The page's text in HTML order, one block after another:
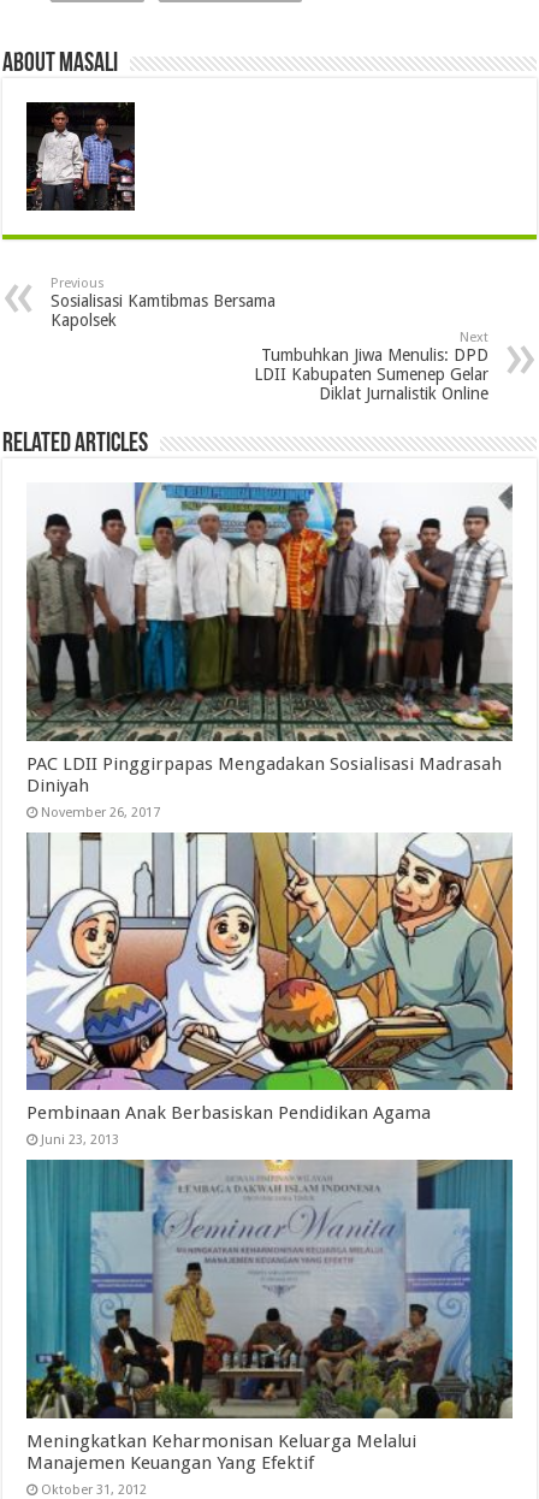
About masali
Previous
Sosialisasi Kamtibmas Bersama
Kapolsek
Next
Tumbuhkan Jiwa Menulis: DPD
LDII Kabupaten Sumenep Gelar
Diklat Jurnalistik Online
Related Articles
PAC LDII Pinggirpapas Mengadakan Sosialisasi Madrasah
Diniyah
November 26, 2017
Pembinaan Anak Berbasiskan Pendidikan Agama
Juni 23, 2013
Meningkatkan Keharmonisan Keluarga Melalui
Manajemen Keuangan Yang Efektif
Oktober 31, 2012